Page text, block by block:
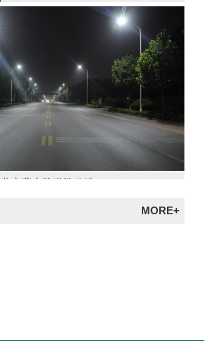
北京燕东路道路改造
MORE+